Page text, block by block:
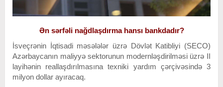
Ən sərfəli nağdlaşdırma hansı bankdadır?
İsveçrənin İqtisadi məsələlər üzrə Dövlət Katibliyi (SECO)
Azərbaycanın maliyyə sektorunun modernləşdirilməsi üzrə II
layihənin reallaşdırılmasına texniki yardım çərçivəsində 3
milyon dollar ayıracaq.